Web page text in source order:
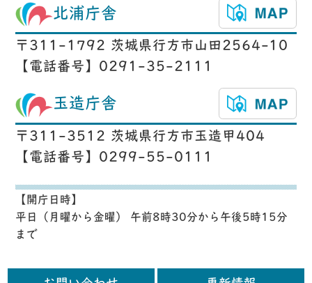
北浦庁舎
〒311-1792 茨城県行方市山田2564-10
【電話番号】0291-35-2111
玉造庁舎
〒311-3512 茨城県行方市玉造甲404
【電話番号】0299-55-0111
【開庁日時】
平日（月曜から金曜） 午前8時30分から午後5時15分
まで